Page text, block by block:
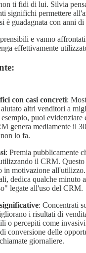
ti fidi di lui. Silvia
significhi permettere
è guadagnata con anni di
e vanno affrontati
effettivamente
con casi concreti:
altri venditori a
puoi evidenziare
genera mediamente il
lo fa.
: Premia pubblicamente
il CRM. Questo
in motivazione
dedica qualche minuto
legate all'uso del CRM.
: Concentrati
i risultati di
o percepiti come
conversione delle
giornaliere.